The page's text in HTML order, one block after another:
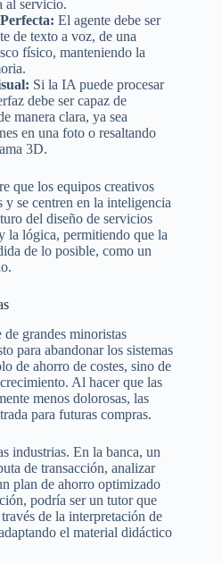
al servicio.
El agente debe ser
de texto a voz, de una
físico, manteniendo la
Si la IA puede procesar
debe ser capaz de
manera clara, ya sea
en una foto o resaltando
3D.
que los equipos creativos
y se centren en la inteligencia
del diseño de servicios
la lógica, permitiendo que la
de lo posible, como un
grandes minoristas
para abandonar los sistemas
de ahorro de costes, sino de
Al hacer que las
menos dolorosas, las
para futuras compras.
industrias. En la banca, un
de transacción, analizar
plan de ahorro optimizado
podría ser un tutor que
de la interpretación de
el material didáctico